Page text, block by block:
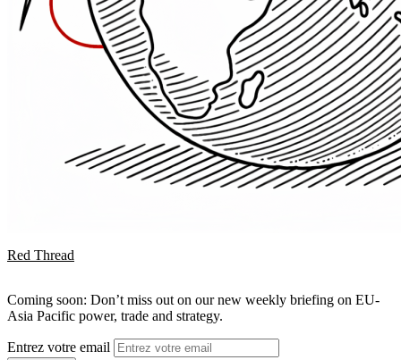
Red Thread
Coming soon: Don’t miss out on our new weekly briefing on EU-
Asia Pacific power, trade and strategy.
Entrez votre email